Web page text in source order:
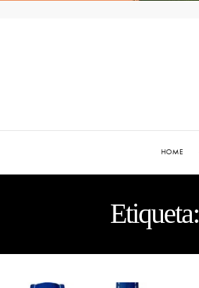
HOME
Etiqueta: